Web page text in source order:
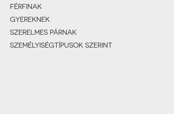
FÉRFINAK
GYEREKNEK
SZERELMES PÁRNAK
SZEMÉLYISÉGTÍPUSOK SZERINT